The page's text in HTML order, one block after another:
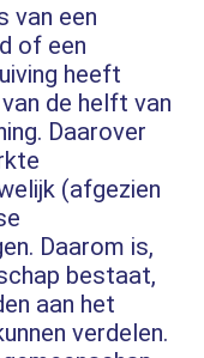
van een
of een
heeft
de helft van
Daarover
(afgezien
Daarom is,
bestaat,
aan het
verdelen.